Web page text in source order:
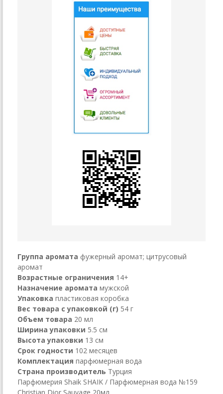
Группа аромата фужерный аромат; цитрусовый
аромат
Возрастные ограничения 14+
Назначение аромата мужской
Упаковка пластиковая коробка
Вес товара с упаковкой (г) 54 г
Объем товара 20 мл
Ширина упаковки 5.5 см
Высота упаковки 13 см
Срок годности 102 месяцев
Комплектация парфюмерная вода
Страна производитель Турция
Парфюмерия Shaik SHAIK / Парфюмерная вода №159
Christian Dior Sauvage 20мл